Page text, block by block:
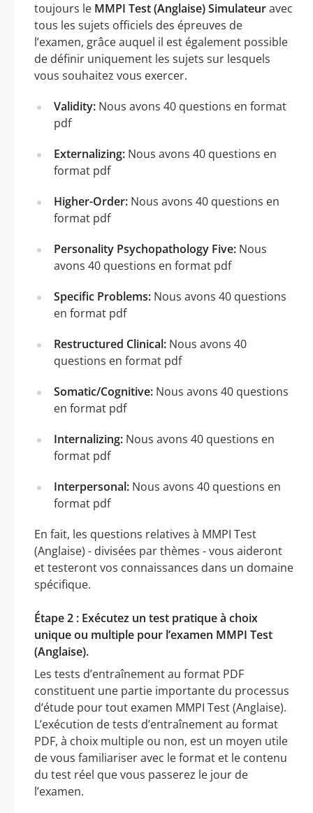
toujours le MMPI Test (Anglaise) Simulateuravec
tous les sujets officiels des épreuves de
l’examen, grâce auquel il est également possible
de définir uniquement les sujets sur lesquels
vous souhaitez vous exercer.
Validity: Nous avons 40 questions en format
pdf
Externalizing: Nous avons 40 questions en
format pdf
Higher-Order: Nous avons 40 questions en
format pdf
Personality Psychopathology Five: Nous
avons 40 questions en format pdf
Specific Problems: Nous avons 40 questions
en format pdf
Restructured Clinical: Nous avons 40
questions en format pdf
Somatic/Cognitive: Nous avons 40 questions
en format pdf
Internalizing: Nous avons 40 questions en
format pdf
Interpersonal: Nous avons 40 questions en
format pdf
En fait, les questions relatives à MMPI Test
(Anglaise) - divisées par thèmes - vous aideront
et testeront vos connaissances dans un domaine
spécifique.
Étape 2 : Exécutez un test pratique à choix
unique ou multiple pour l’examen MMPI Test
(Anglaise).
Les tests d’entraînement au format PDF
constituent une partie importante du processus
d’étude pour tout examen MMPI Test (Anglaise).
L’exécution de tests d’entraînement au format
PDF, à choix multiple ou non, est un moyen utile
de vous familiariser avec le format et le contenu
du test réel que vous passerez le jour de
l’examen.